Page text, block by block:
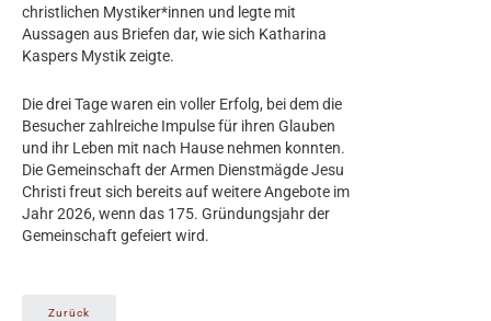
christlichen Mystiker*innen und legte mit
Aussagen aus Briefen dar, wie sich Katharina
Kaspers Mystik zeigte.
Die drei Tage waren ein voller Erfolg, bei dem die
Besucher zahlreiche Impulse für ihren Glauben
und ihr Leben mit nach Hause nehmen konnten.
Die Gemeinschaft der Armen Dienstmägde Jesu
Christi freut sich bereits auf weitere Angebote im
Jahr 2026, wenn das 175. Gründungsjahr der
Gemeinschaft gefeiert wird.
Zurück